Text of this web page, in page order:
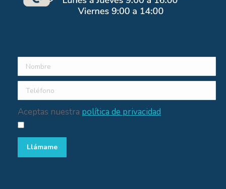
Aceptas nuestra política de privacidad